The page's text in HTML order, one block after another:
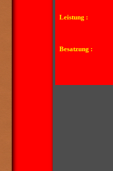
Leistung :
Besatzung :